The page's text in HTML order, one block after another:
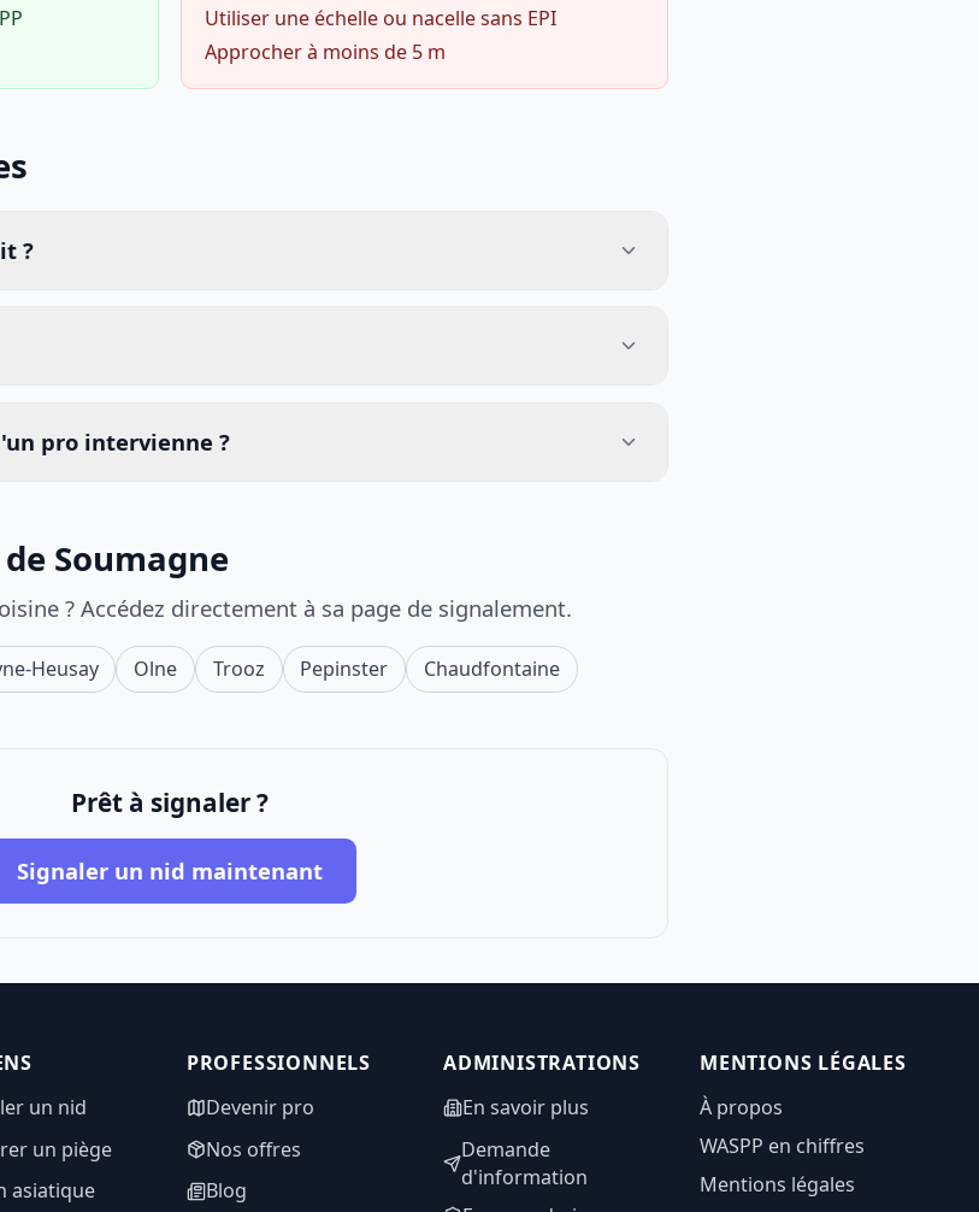
Utiliser une échelle ou nacelle sans EPI
Approcher à moins de 5 m
?
pro intervienne ?
Soumagne
? Accédez directement à sa page de signalement.
Heusay Olne Trooz Pepinster Chaudfontaine
Prêt à signaler ?
Signaler un nid maintenant
un nid
un piège
asiatique
PROFESSIONNELS
Devenir pro
Nos offres
Blog
ADMINISTRATIONS
En savoir plus
Demande
d'information
MENTIONS LÉGALES
À propos
WASPP en chiffres
Mentions légales